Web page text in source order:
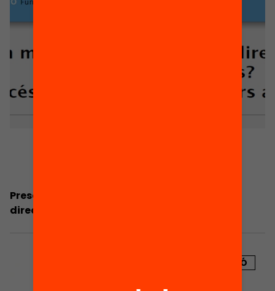
Presentació: Com millorar el relleu de les
direccions dels centres educatius?
PUBLICACIÓ